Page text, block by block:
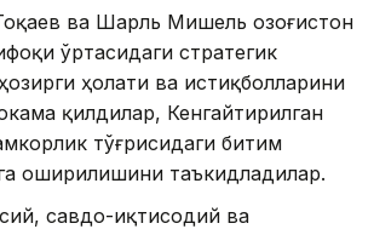
ва Шарль Мишель Қозоғистон
ўртасидаги стратегик
ҳолати ва истиқболларини
қилдилар, Кенгайтирилган
тўғрисидаги битим
оширилишини таъкидладилар.
савдо-иқтисодий ва